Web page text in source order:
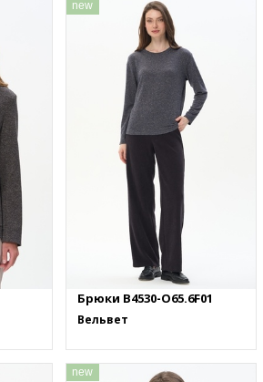
new
Брюки B4530-O65.6F01
Вельвет
new